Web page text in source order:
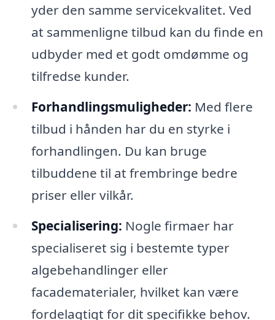
yder den samme servicekvalitet. Ved
at sammenligne tilbud kan du finde en
udbyder med et godt omdømme og
tilfredse kunder.
Forhandlingsmuligheder: Med flere
tilbud i hånden har du en styrke i
forhandlingen. Du kan bruge
tilbuddene til at frembringe bedre
priser eller vilkår.
Specialisering: Nogle firmaer har
specialiseret sig i bestemte typer
algebehandlinger eller
facadematerialer, hvilket kan være
fordelagtigt for dit specifikke behov.